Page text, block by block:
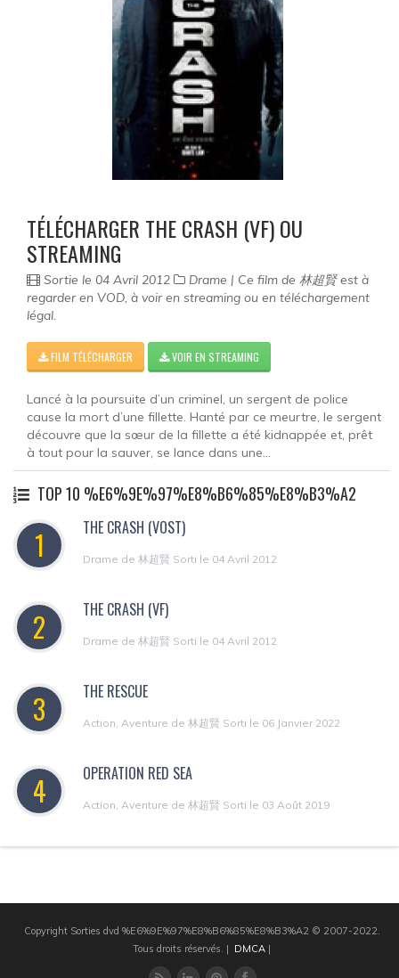
TÉLÉCHARGER THE CRASH (VF) OU
STREAMING
Sortie le 04 Avril 2012
Drame | Ce film de 林超賢 est à
regarder en VOD, à voir en streaming ou en téléchargement
légal.
FILM TÉLÉCHARGER VOIR EN STREAMING
Lancé à la poursuite d’un criminel, un sergent de police
cause la mort d’une fillette. Hanté par ce meurtre, le sergent
découvre que la sœur de la fillette a été kidnappée et, prêt
à tout pour la sauver, se lance dans une...
TOP 10 %E6%9E%97%E8%B6%85%E8%B3%A2
1 THE CRASH (VOST)
Drame de 林超賢 Sorti le 04 Avril 2012
2 THE CRASH (VF)
Drame de 林超賢 Sorti le 04 Avril 2012
3 THE RESCUE
Action, Aventure de 林超賢 Sorti le 06 Janvier 2022
4 OPERATION RED SEA
Action, Aventure de 林超賢 Sorti le 03 Août 2019
Copyright Sorties dvd %E6%9E%97%E8%B6%85%E8%B3%A2 © 2007-2022.
Tous droits réservés. | DMCA |